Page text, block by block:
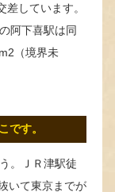
しています。
阿下喜駅は同
（境界未
です。
。ＪＲ津駅徒
いて東京までが